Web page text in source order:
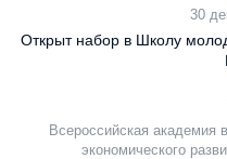
30
Открыт набор в Школу
Всероссийская академия
экономического